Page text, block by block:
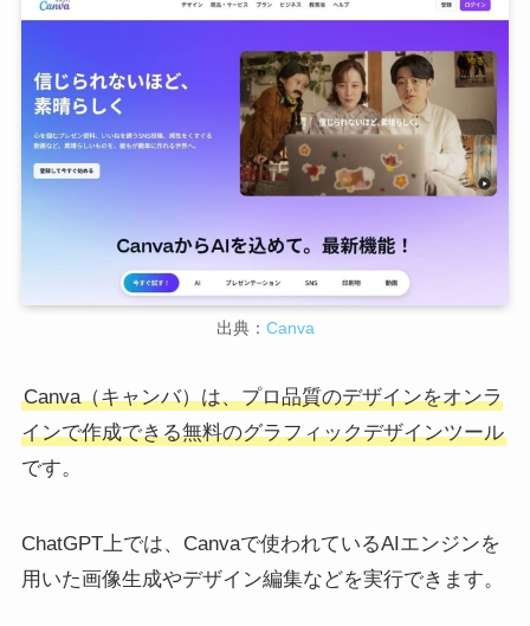
出典： Canva
Canva（キャンバ）は、プロ品質のデザインをオンラ
インで作成できる無料のグラフィックデザインツール
です。
ChatGPT上では、Canvaで使われているAIエンジンを
用いた画像生成やデザイン編集などを実行できます。